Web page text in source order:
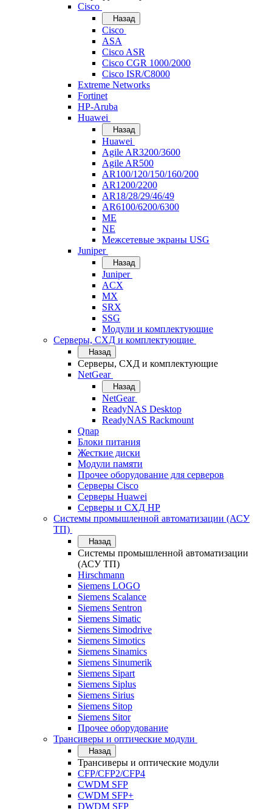
Cisco
Назад
Cisco
ASA
Cisco ASR
Cisco CGR 1000/2000
Cisco ISR/С8000
Extreme Networks
Fortinet
HP-Aruba
Huawei
Назад
Huawei
Agile AR3200/3600
Agile AR500
AR100/120/150/160/200
AR1200/2200
AR18/28/29/46/49
AR6100/6200/6300
ME
NE
Межсетевые экраны USG
Juniper
Назад
Juniper
ACX
MX
SRX
SSG
Модули и комплектующие
Серверы, СХД и комплектующие
Назад
Серверы, СХД и комплектующие
NetGear
Назад
NetGear
ReadyNAS Desktop
ReadyNAS Rackmount
Qnap
Блоки питания
Жесткие диски
Модули памяти
Прочее оборудование для серверов
Серверы Cisco
Серверы Huawei
Серверы и СХД HP
Системы промышленной автоматизации (АСУ
ТП)
Назад
Системы промышленной автоматизации
(АСУ ТП)
Hirschmann
Siemens LOGO
Siemens Scalance
Siemens Sentron
Siemens Simatic
Siemens Simodrive
Siemens Simotics
Siemens Sinamics
Siemens Sinumerik
Siemens Sipart
Siemens Siplus
Siemens Sirius
Siemens Sitop
Siemens Sitor
Прочее оборудование
Трансиверы и оптические модули
Назад
Трансиверы и оптические модули
CFP/CFP2/CFP4
CWDM SFP
CWDM SFP+
DWDM SFP